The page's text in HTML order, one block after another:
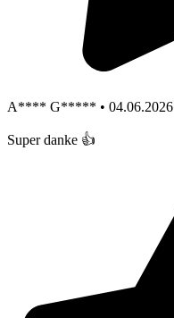
A**** G***** • 04.06.2026
Super danke 👍